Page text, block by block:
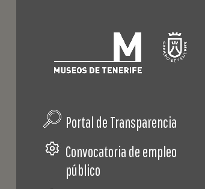
Portal de Transparencia
Convocatoria de empleo
público